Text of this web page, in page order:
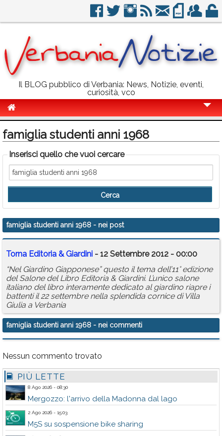
Il BLOG pubblico di Verbania: News, Notizie, eventi,
curiosità, vco
Politica
Sport
Eventi
Info Utili
Rubriche
Calendario
Annunci
famiglia studenti anni 1968
Inserisci quello che vuoi cercare
famiglia studenti anni 1968 - nei post
Torna Editoria & Giardini - 12 Settembre 2012 - 00:00
“Nel Giardino Giapponese” questo il tema dell’11° edizione
del Salone del Libro Editoria & Giardini. L’unico salone
italiano del libro interamente dedicato al giardino riapre i
battenti il 22 settembre nella splendida cornice di Villa
Giulia a Verbania
famiglia studenti anni 1968 - nei commenti
Nessun commento trovato
PIÙ LETTE
8 Ago 2026 - 08:30
Mergozzo: l'arrivo della Madonna dal lago
2 Ago 2026 - 15:03
M5S su sospensione bike sharing